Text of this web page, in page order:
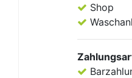
Shop